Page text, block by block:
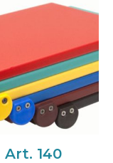
Art. 140